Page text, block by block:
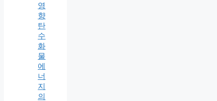
영
향
탄
수
화
물
에
너
지
의